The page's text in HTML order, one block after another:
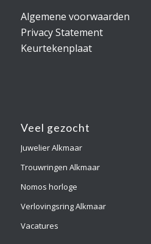
Algemene voorwaarden
Privacy Statement
Keurtekenplaat
Veel gezocht
Juwelier Alkmaar
Trouwringen Alkmaar
Nomos horloge
Verlovingsring Alkmaar
Vacatures